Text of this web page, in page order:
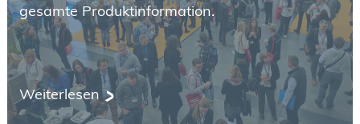
gesamte Produktinformation.
Weiterlesen